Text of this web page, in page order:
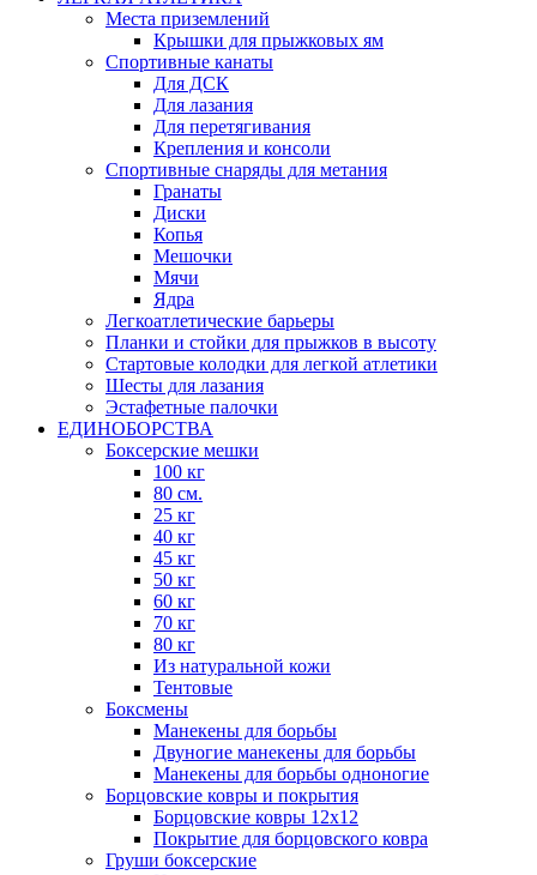
Места приземлений
Крышки для прыжковых ям
Спортивные канаты
Для ДСК
Для лазания
Для перетягивания
Крепления и консоли
Спортивные снаряды для метания
Гранаты
Диски
Копья
Мешочки
Мячи
Ядра
Легкоатлетические барьеры
Планки и стойки для прыжков в высоту
Стартовые колодки для легкой атлетики
Шесты для лазания
Эстафетные палочки
ЕДИНОБОРСТВА
Боксерские мешки
100 кг
80 см.
25 кг
40 кг
45 кг
50 кг
60 кг
70 кг
80 кг
Из натуральной кожи
Тентовые
Боксмены
Манекены для борьбы
Двуногие манекены для борьбы
Манекены для борьбы одноногие
Борцовские ковры и покрытия
Борцовские ковры 12х12
Покрытие для борцовского ковра
Груши боксерские